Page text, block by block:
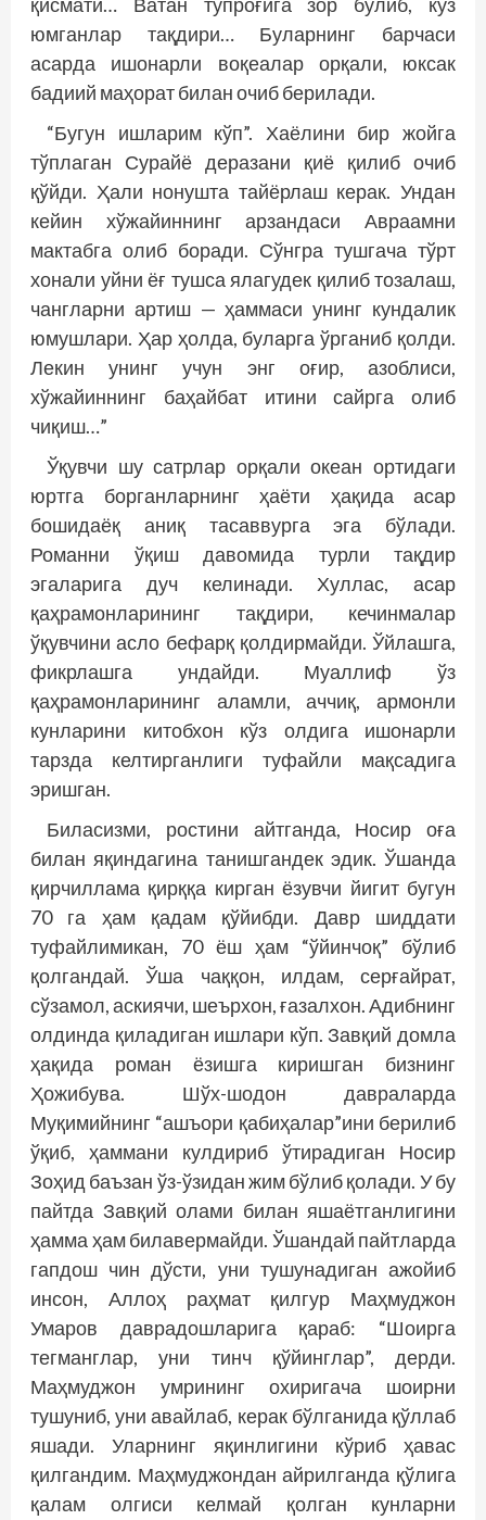
юмганлар тақдири… Буларнинг барчаси
асарда ишонарли воқеалар орқали, юксак
бадиий маҳорат билан очиб берилади.
“Бугун ишларим кўп”. Хаёлини бир жойга
тўплаган Сурайё деразани қиё қилиб очиб
қўйди. Ҳали нонушта тайёрлаш керак. Ундан
кейин хўжайиннинг арзандаси Авраамни
мактабга олиб боради. Сўнгра тушгача тўрт
хонали уйни ёғ тушса ялагудек қилиб тозалаш,
чангларни артиш — ҳаммаси унинг кундалик
юмушлари. Ҳар ҳолда, буларга ўрганиб қолди.
Лекин унинг учун энг оғир, азоблиси,
хўжайиннинг баҳайбат итини сайрга олиб
чиқиш…”
Ўқувчи шу сатрлар орқали океан ортидаги
юртга борганларнинг ҳаёти ҳақида асар
бошидаёқ аниқ тасаввурга эга бўлади.
Романни ўқиш давомида турли тақдир
эгаларига дуч келинади. Хуллас, асар
қаҳрамонларининг тақдири, кечинмалар
ўқувчини асло бефарқ қолдирмайди. Ўйлашга,
фикрлашга ундайди. Муаллиф ўз
қаҳрамонларининг аламли, аччиқ, армонли
кунларини китобхон кўз олдига ишонарли
тарзда келтирганлиги туфайли мақсадига
эришган.
Биласизми, ростини айтганда, Носир оға
билан яқиндагина танишгандек эдик. Ўшанда
қирчиллама қирққа кирган ёзувчи йигит бугун
70 га ҳам қадам қўйибди. Давр шиддати
туфайлимикан, 70 ёш ҳам “ўйинчоқ” бўлиб
қолгандай. Ўша чаққон, илдам, серғайрат,
сўзамол, аскиячи, шеърхон, ғазалхон. Адибнинг
олдинда қиладиган ишлари кўп. Завқий домла
ҳақида роман ёзишга киришган бизнинг
Ҳожибува. Шўх-шодон давраларда
Муқимийнинг “ашъори қабиҳалар”ини берилиб
ўқиб, ҳаммани кулдириб ўтирадиган Носир
Зоҳид баъзан ўз-ўзидан жим бўлиб қолади. У бу
пайтда Завқий олами билан яшаётганлигини
ҳамма ҳам билавермайди. Ўшандай пайтларда
гапдош чин дўсти, уни тушунадиган ажойиб
инсон, Аллоҳ раҳмат қилгур Маҳмуджон
Умаров даврадошларига қараб: “Шоирга
тегманглар, уни тинч қўйинглар”, дерди.
Маҳмуджон умрининг охиригача шоирни
тушуниб, уни авайлаб, керак бўлганида қўллаб
яшади. Уларнинг яқинлигини кўриб ҳавас
қилгандим. Маҳмуджондан айрилганда қўлига
қалам олгиси келмай қолган кунларни